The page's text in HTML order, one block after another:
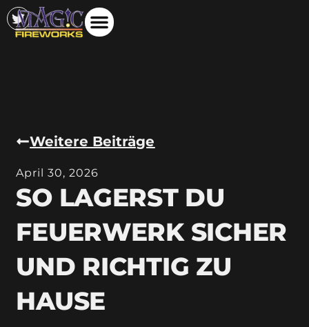
Weitere Beiträge
April 30, 2026
SO LAGERST DU
FEUERWERK SICHER
UND RICHTIG ZU
HAUSE